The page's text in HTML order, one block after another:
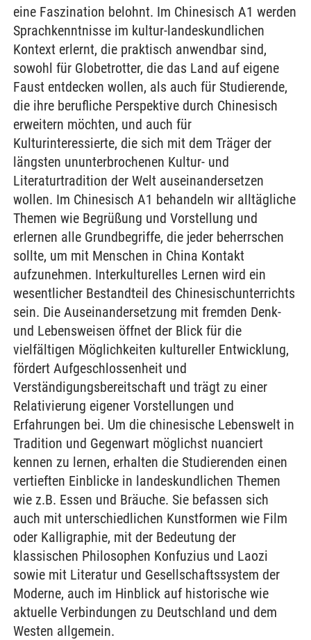
eine Faszination belohnt. Im Chinesisch A1 werden
Sprachkenntnisse im kultur-landeskundlichen
Kontext erlernt, die praktisch anwendbar sind,
sowohl für Globetrotter, die das Land auf eigene
Faust entdecken wollen, als auch für Studierende,
die ihre berufliche Perspektive durch Chinesisch
erweitern möchten, und auch für
Kulturinteressierte, die sich mit dem Träger der
längsten ununterbrochenen Kultur- und
Literaturtradition der Welt auseinandersetzen
wollen. Im Chinesisch A1 behandeln wir alltägliche
Themen wie Begrüßung und Vorstellung und
erlernen alle Grundbegriffe, die jeder beherrschen
sollte, um mit Menschen in China Kontakt
aufzunehmen. Interkulturelles Lernen wird ein
wesentlicher Bestandteil des Chinesischunterrichts
sein. Die Auseinandersetzung mit fremden Denk-
und Lebensweisen öffnet der Blick für die
vielfältigen Möglichkeiten kultureller Entwicklung,
fördert Aufgeschlossenheit und
Verständigungsbereitschaft und trägt zu einer
Relativierung eigener Vorstellungen und
Erfahrungen bei. Um die chinesische Lebenswelt in
Tradition und Gegenwart möglichst nuanciert
kennen zu lernen, erhalten die Studierenden einen
vertieften Einblicke in landeskundlichen Themen
wie z.B. Essen und Bräuche. Sie befassen sich
auch mit unterschiedlichen Kunstformen wie Film
oder Kalligraphie, mit der Bedeutung der
klassischen Philosophen Konfuzius und Laozi
sowie mit Literatur und Gesellschaftssystem der
Moderne, auch im Hinblick auf historische wie
aktuelle Verbindungen zu Deutschland und dem
Westen allgemein.